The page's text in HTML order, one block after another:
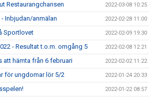
Restaurangchansen 2022-03-08 10:25
Inbjudan/anmälan 2022-02-28 11:00
Sportlovet 2022-02-09 19:30
- Resultat t.o.m. omgång 5 2022-02-08 12:21
att hämta från 6 februari 2022-02-02 11:22
för ungdomar lör 5/2 2022-01-24 20:33
2022-01-22 08:57